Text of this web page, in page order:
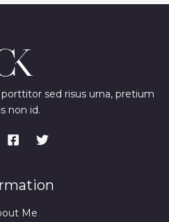
sed risus urna, pretium
non id.
Me